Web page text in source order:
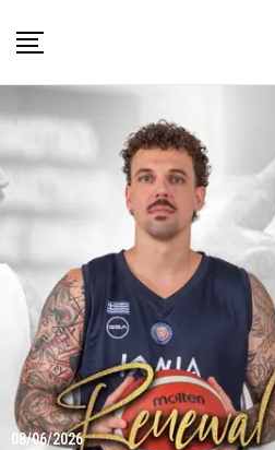
08/06/2026